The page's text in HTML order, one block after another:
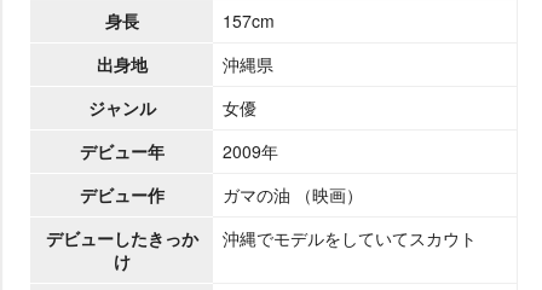
身長
157cm
出身地
沖縄県
ジャンル
女優
デビュー年
2009年
デビュー作
ガマの油 （映画）
デビューしたきっか
け
沖縄でモデルをしていてスカウト